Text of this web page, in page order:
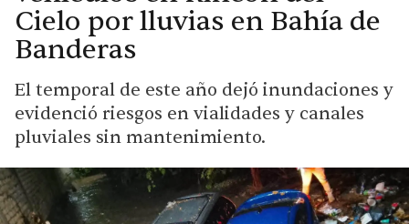
Cielo por lluvias en Bahía de
Banderas
El temporal de este año dejó inundaciones y
evidenció riesgos en vialidades y canales
pluviales sin mantenimiento.